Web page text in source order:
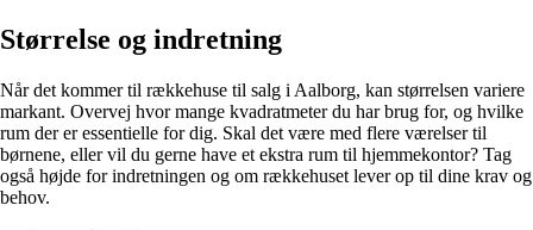
Størrelse og indretning
Når det kommer til rækkehuse til salg i Aalborg, kan størrelsen variere
markant. Overvej hvor mange kvadratmeter du har brug for, og hvilke
rum der er essentielle for dig. Skal det være med flere værelser til
børnene, eller vil du gerne have et ekstra rum til hjemmekontor? Tag
også højde for indretningen og om rækkehuset lever op til dine krav og
behov.